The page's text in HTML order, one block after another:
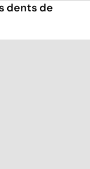
dents de